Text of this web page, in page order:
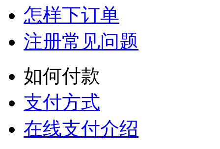
怎样下订单
注册常见问题
如何付款
支付方式
在线支付介绍